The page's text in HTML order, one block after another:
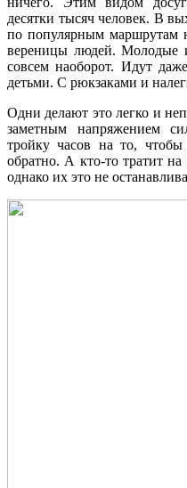
десятки тысяч человек. В
по популярным маршрутам
вереницы людей. Молодые
совсем наоборот. Идут
детьми. С рюкзаками и
Одни делают это легко и
заметным напряжением
тройку часов на то, чтобы
обратно. А кто-то тратит
однако их это не